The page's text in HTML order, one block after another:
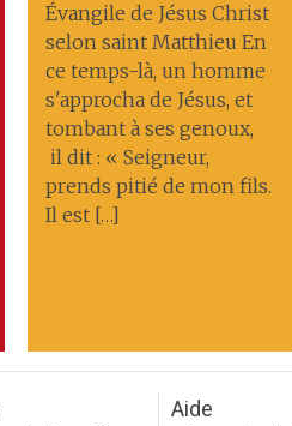
Évangile de Jésus Christ
selon saint Matthieu En
ce temps-là, un homme
s'approcha de Jésus, et
tombant à ses genoux,
il dit : « Seigneur,
prends pitié de mon fils.
Il est […]
Aide